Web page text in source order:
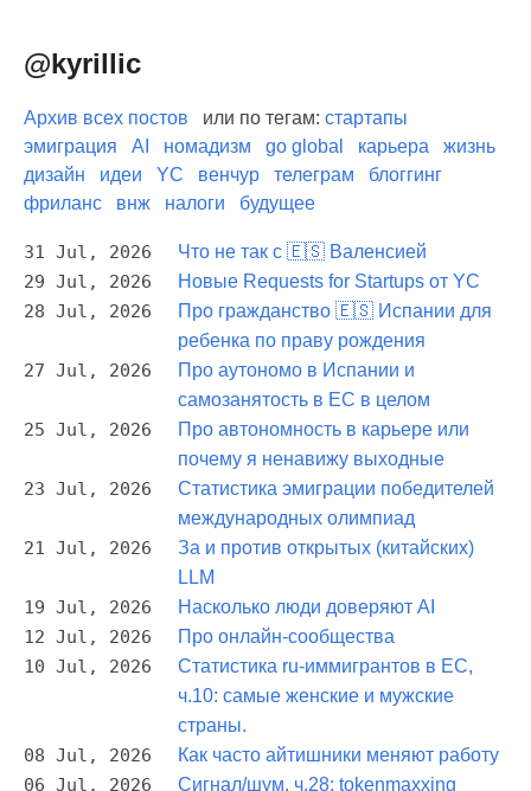
@kyrillic
Архив всех постов или по тегам: стартапы
эмиграция
AI номадизм go global карьера
жизнь
дизайн
идеи YC венчур телеграм
блоггинг
фриланс
внж налоги будущее
31 Jul, 2026 Что не так с 🇪🇸 Валенсией
29 Jul, 2026 Новые Requests for Startups от YC
28 Jul, 2026
Про гражданство 🇪🇸 Испании для
ребенка по праву рождения
27 Jul, 2026
Про аутономо в Испании и
самозанятость в ЕС в целом
25 Jul, 2026
Про автономность в карьере или
почему я ненавижу выходные
23 Jul, 2026
Статистика эмиграции победителей
международных олимпиад
21 Jul, 2026
За и против открытых (китайских)
LLM
19 Jul, 2026 Насколько люди доверяют AI
12 Jul, 2026 Про онлайн-сообщества
10 Jul, 2026
Статистика ru-иммигрантов в ЕС,
ч.10: самые женские и мужские
страны.
08 Jul, 2026 Как часто айтишники меняют работу
06 Jul, 2026 Сигнал/шум, ч.28: tokenmaxxing